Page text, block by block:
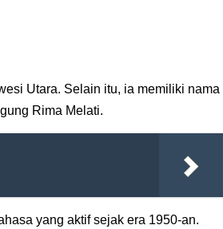
Utara. Selain itu, ia memiliki nama
Rima Melati.
yang aktif sejak era 1950-an.